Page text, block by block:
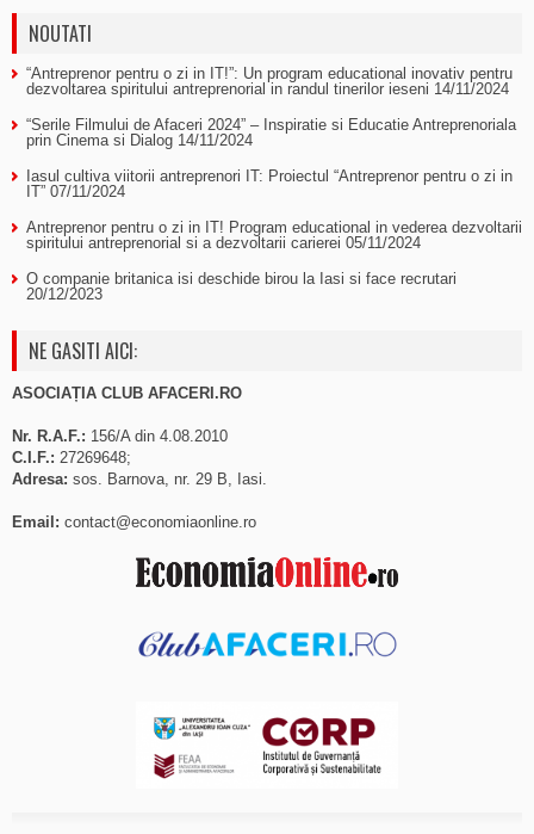
NOUTATI
“Antreprenor pentru o zi in IT!”: Un program educational inovativ pentru
dezvoltarea spiritului antreprenorial in randul tinerilor ieseni 14/11/2024
“Serile Filmului de Afaceri 2024” – Inspiratie si Educatie Antreprenoriala
prin Cinema si Dialog 14/11/2024
Iasul cultiva viitorii antreprenori IT: Proiectul “Antreprenor pentru o zi in
IT” 07/11/2024
Antreprenor pentru o zi in IT! Program educational in vederea dezvoltarii
spiritului antreprenorial si a dezvoltarii carierei 05/11/2024
O companie britanica isi deschide birou la Iasi si face recrutari
20/12/2023
NE GASITI AICI:
ASOCIAȚIA CLUB AFACERI.RO
Nr. R.A.F.: 156/A din 4.08.2010
C.I.F.: 27269648;
Adresa: sos. Barnova, nr. 29 B, Iasi.
Email: contact@economiaonline.ro